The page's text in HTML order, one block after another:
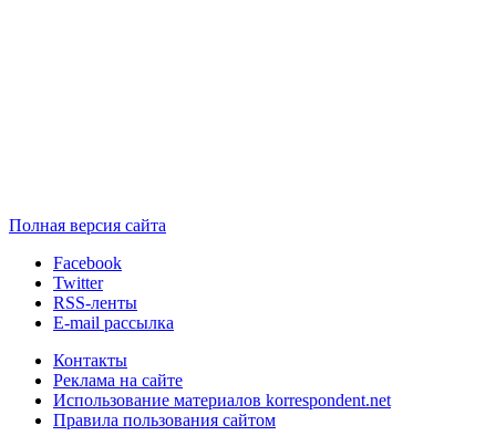
Полная версия сайта
Facebook
Twitter
RSS-ленты
E-mail рассылка
Контакты
Реклама на сайте
Использование материалов korrespondent.net
Правила пользования сайтом